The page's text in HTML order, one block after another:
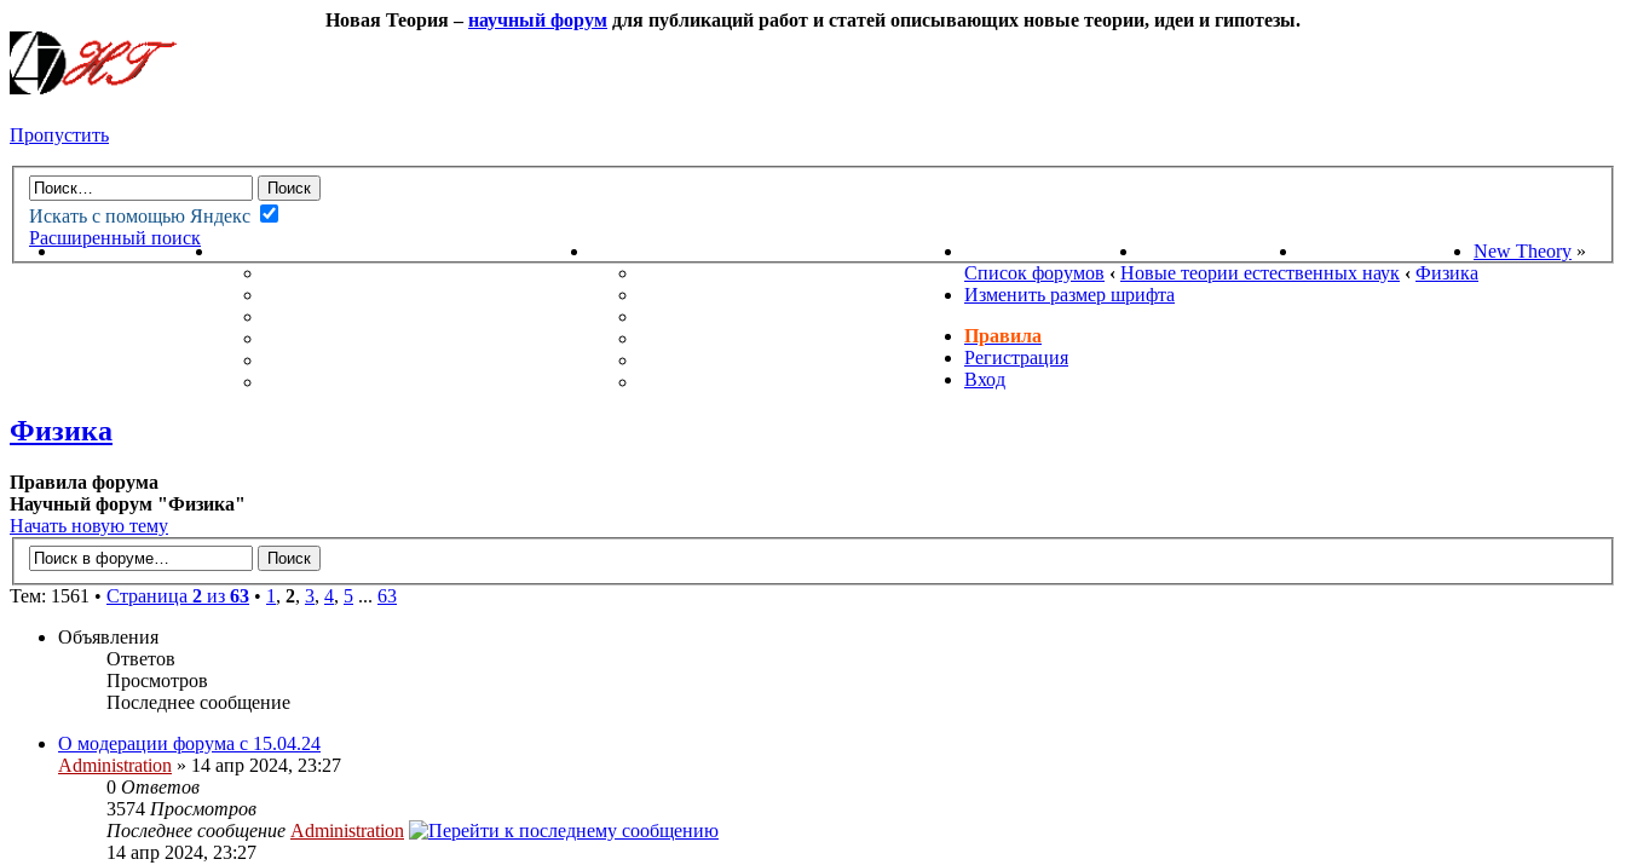
Новая Теория –научный форум для публикаций работ и статей описывающих новые теории, идеи и гипотезы.
Пропустить
Искать с помощью Яндекс
Расширенный поиск
НОВАЯ ТЕОРИЯ
ЧАСТО ЗАДАВАЕМЫЕ ВОПРОСЫ
НОВОСТИ НАУКИ ПОИСК ТЕОРИЙ СТАРЫЙ ПОРТАЛ New Theory »
Список форумов ‹ Новые теории естественных наук ‹ Физика
Изменить размер шрифта
Правила
Регистрация
Вход
Физика
Правила форума
Научный форум "Физика"
Начать новую тему
Тем: 1561 • Страница 2 из 63 • 1, 2, 3, 4, 5 ... 63
Объявления
Ответов
Просмотров
Последнее сообщение
О модерации форума с 15.04.24
Administration » 14 апр 2024, 23:27
0 Ответов
3574 Просмотров
Последнее сообщение Administration
14 апр 2024, 23:27